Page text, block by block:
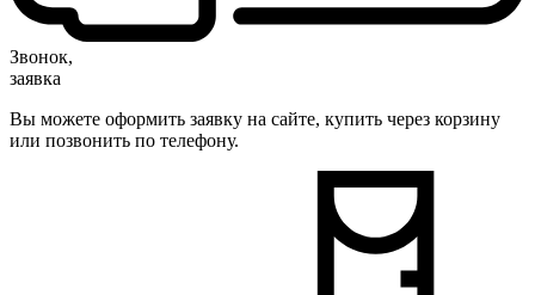
Звонок,
заявка
Вы можете оформить заявку на сайте, купить через корзину
или позвонить по телефону.